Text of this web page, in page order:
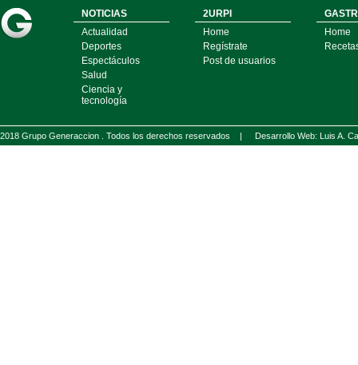
NOTICIAS
Actualidad
Deportes
Espectáculos
Salud
Ciencia y
tecnología
2URPI
Home
Regístrate
Post de usuarios
Home
2018 Grupo Generaccion . Todos los derechos reservados | Desarrollo Web: Luis